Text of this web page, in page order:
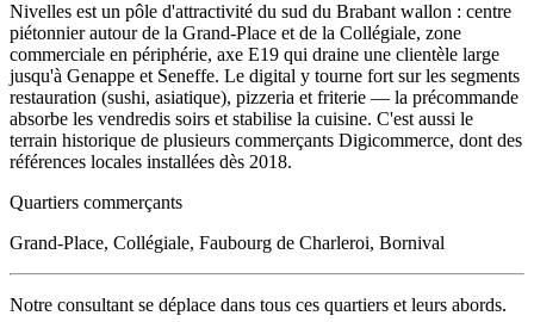
Nivelles est un pôle d'attractivité du sud du Brabant wallon : centre
piétonnier autour de la Grand-Place et de la Collégiale, zone
commerciale en périphérie, axe E19 qui draine une clientèle large
jusqu'à Genappe et Seneffe. Le digital y tourne fort sur les segments
restauration (sushi, asiatique), pizzeria et friterie — la précommande
absorbe les vendredis soirs et stabilise la cuisine. C'est aussi le
terrain historique de plusieurs commerçants Digicommerce, dont des
références locales installées dès 2018.
Quartiers commerçants
Grand-Place, Collégiale, Faubourg de Charleroi, Bornival
Notre consultant se déplace dans tous ces quartiers et leurs abords.